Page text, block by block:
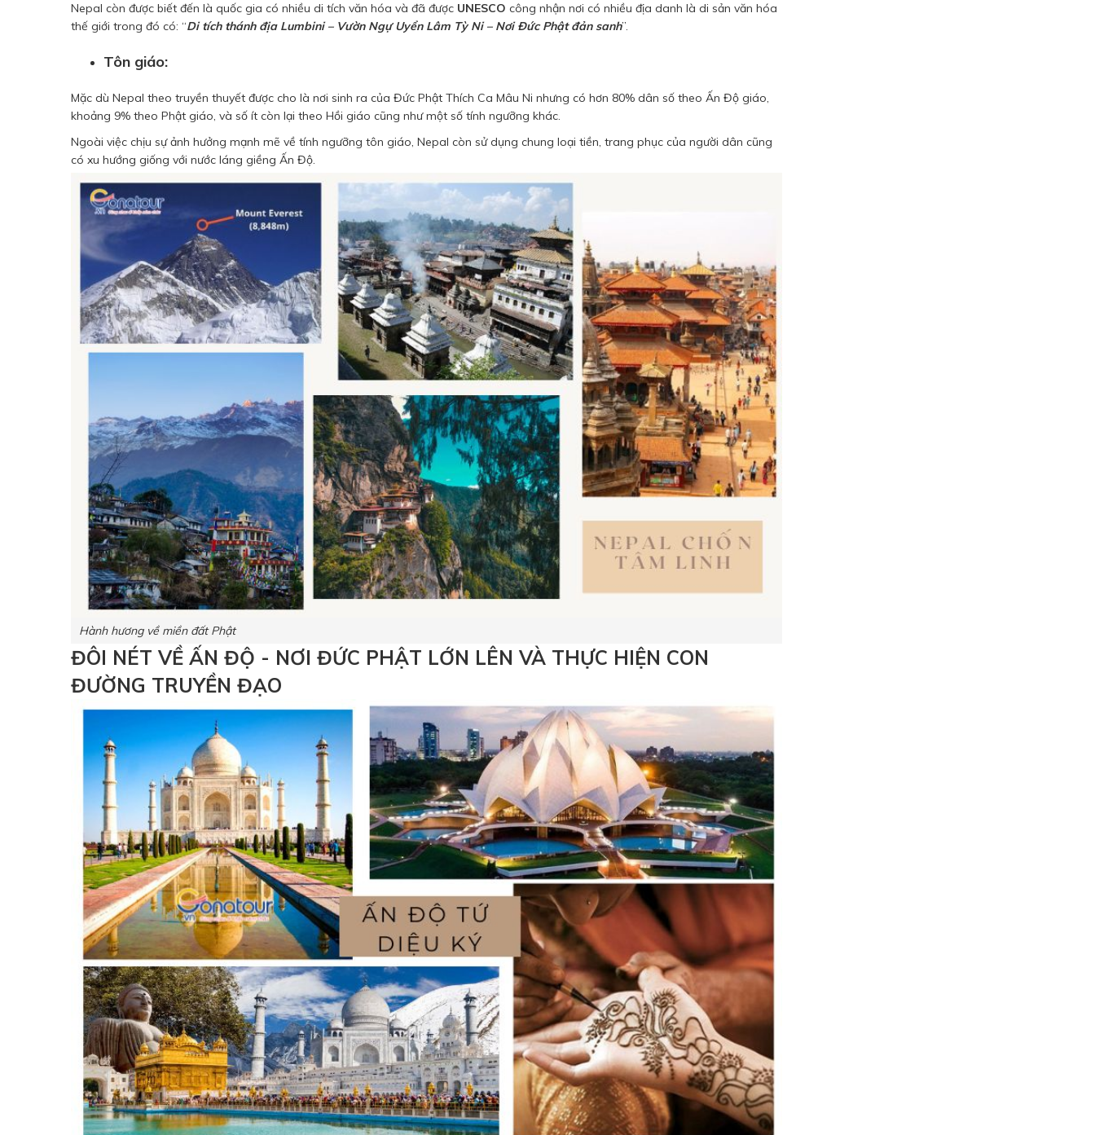
Nepal còn được biết đến là quốc gia có nhiều di tích văn hóa và đã được UNESCO công nhận nơi có nhiều địa danh là di sản văn hóa
thế giới trong đó có: “Di tích thánh địa Lumbini – Vườn Ngự Uyển Lâm Tỳ Ni – Nơi Đức Phật đản sanh”.
Tôn giáo:
Mặc dù Nepal theo truyền thuyết được cho là nơi sinh ra của Đức Phật Thích Ca Mâu Ni nhưng có hơn 80% dân số theo Ấn Độ giáo,
khoảng 9% theo Phật giáo, và số ít còn lại theo Hồi giáo cũng như một số tính ngưỡng khác.
Ngoài việc chịu sự ảnh hưởng mạnh mẽ về tính ngưỡng tôn giáo, Nepal còn sử dụng chung loại tiền, trang phục của người dân cũng
có xu hướng giống với nước láng giềng Ấn Độ.
Hành hương về miền đất Phật
ĐÔI NÉT VỀ ẤN ĐỘ - NƠI ĐỨC PHẬT LỚN LÊN VÀ THỰC HIỆN CON
ĐƯỜNG TRUYỀN ĐẠO